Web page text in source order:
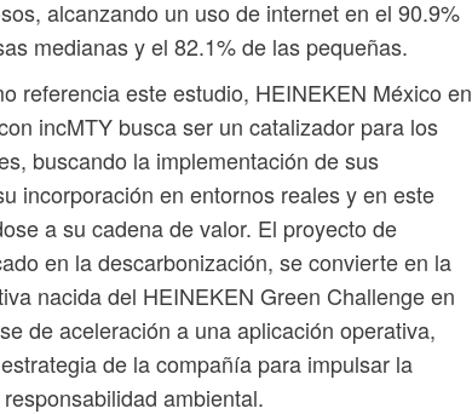
alcanzando un uso de internet en el 90.9%
medianas y el 82.1% de las pequeñas.
referencia este estudio, HEINEKEN México en
incMTY busca ser un catalizador para los
buscando la implementación de sus
incorporación en entornos reales y en este
a su cadena de valor. El proyecto de
en la descarbonización, se convierte en la
nacida del HEINEKEN Green Challenge en
de aceleración a una aplicación operativa,
de la compañía para impulsar la
ambiental.